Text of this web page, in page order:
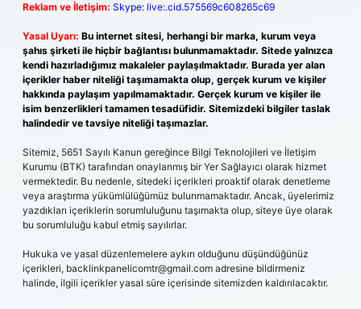
Reklam ve İletişim: Skype: live:.cid.575569c608265c69
Yasal Uyarı: Bu internet sitesi, herhangi bir marka, kurum veya
şahıs şirketi ile hiçbir bağlantısı bulunmamaktadır. Sitede yalnızca
kendi hazırladığımız makaleler paylaşılmaktadır. Burada yer alan
içerikler haber niteliği taşımamakta olup, gerçek kurum ve kişiler
hakkında paylaşım yapılmamaktadır. Gerçek kurum ve kişiler ile
isim benzerlikleri tamamen tesadüfidir. Sitemizdeki bilgiler taslak
halindedir ve tavsiye niteliği taşımazlar.
Sitemiz, 5651 Sayılı Kanun gereğince Bilgi Teknolojileri ve İletişim
Kurumu (BTK) tarafından onaylanmış bir Yer Sağlayıcı olarak hizmet
vermektedir. Bu nedenle, sitedeki içerikleri proaktif olarak denetleme
veya araştırma yükümlülüğümüz bulunmamaktadır. Ancak, üyelerimiz
yazdıkları içeriklerin sorumluluğunu taşımakta olup, siteye üye olarak
bu sorumluluğu kabul etmiş sayılırlar.
Hukuka ve yasal düzenlemelere aykırı olduğunu düşündüğünüz
içerikleri, backlinkpanelicomtr@gmail.com adresine bildirmeniz
halinde, ilgili içerikler yasal süre içerisinde sitemizden kaldırılacaktır.